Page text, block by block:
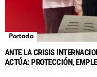
Portada
ANTE LA CRISIS
ACTÚA: PROTECCIÓN,